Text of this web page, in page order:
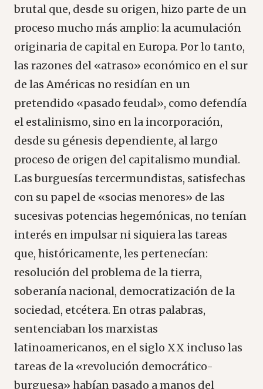
brutal que, desde su origen, hizo parte de un
proceso mucho más amplio: la acumulación
originaria de capital en Europa. Por lo tanto,
las razones del «atraso» económico en el sur
de las Américas no residían en un
pretendido «pasado feudal», como defendía
el estalinismo, sino en la incorporación,
desde su génesis dependiente, al largo
proceso de origen del capitalismo mundial.
Las burguesías tercermundistas, satisfechas
con su papel de «socias menores» de las
sucesivas potencias hegemónicas, no tenían
interés en impulsar ni siquiera las tareas
que, históricamente, les pertenecían:
resolución del problema de la tierra,
soberanía nacional, democratización de la
sociedad, etcétera. En otras palabras,
sentenciaban los marxistas
latinoamericanos, en el siglo XX incluso las
tareas de la «revolución democrático-
burguesa» habían pasado a manos del